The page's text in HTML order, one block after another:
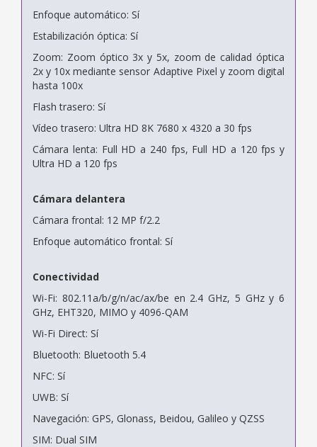
Enfoque automático: Sí
Estabilización óptica: Sí
Zoom: Zoom óptico 3x y 5x, zoom de calidad óptica
2x y 10x mediante sensor Adaptive Pixel y zoom digital
hasta 100x
Flash trasero: Sí
Vídeo trasero: Ultra HD 8K 7680 x 4320 a 30 fps
Cámara lenta: Full HD a 240 fps, Full HD a 120 fps y
Ultra HD a 120 fps
Cámara delantera
Cámara frontal: 12 MP f/2.2
Enfoque automático frontal: Sí
Conectividad
Wi-Fi: 802.11a/b/g/n/ac/ax/be en 2.4 GHz, 5 GHz y 6
GHz, EHT320, MIMO y 4096-QAM
Wi-Fi Direct: Sí
Bluetooth: Bluetooth 5.4
NFC: Sí
UWB: Sí
Navegación: GPS, Glonass, Beidou, Galileo y QZSS
SIM: Dual SIM